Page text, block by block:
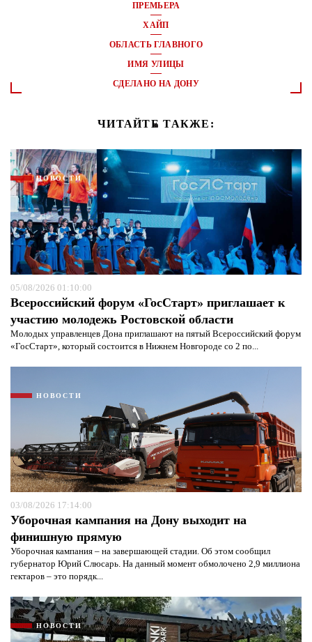
ПРЕМЬЕРА
ХАЙП
ОБЛАСТЬ ГЛАВНОГО
ИМЯ УЛИЦЫ
СДЕЛАНО НА ДОНУ
ЧИТАЙТЕ ТАКЖЕ:
НОВОСТИ
05/08/2026 01:10:00
Всероссийский форум «ГосСтарт» приглашает к
участию молодежь Ростовской области
Молодых управленцев Дона приглашают на пятый Всероссийский форум
«ГосСтарт», который состоится в Нижнем Новгороде со 2 по...
НОВОСТИ
03/08/2026 17:14:00
Уборочная кампания на Дону выходит на
финишную прямую
Уборочная кампания – на завершающей стадии. Об этом сообщил
губернатор Юрий Слюсарь. На данный момент обмолочено 2,9 миллиона
гектаров – это порядк...
НОВОСТИ